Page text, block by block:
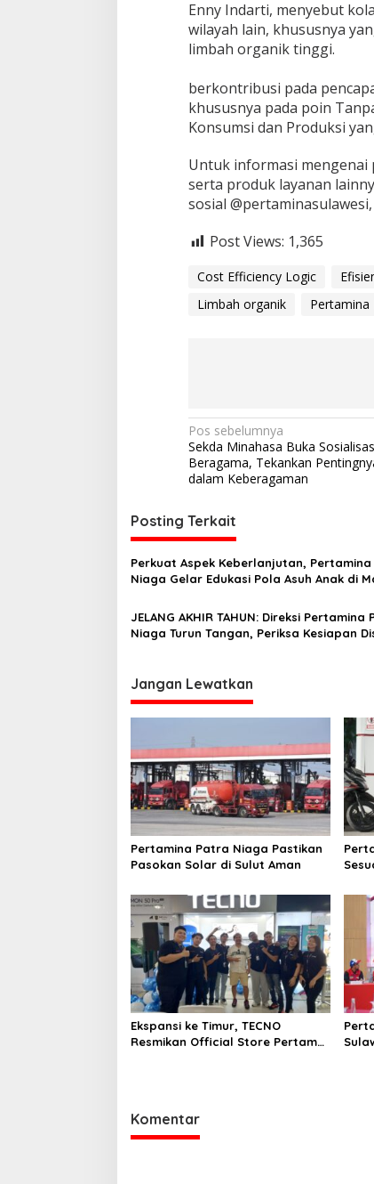
Enny Indarti, menyebut
wilayah lain, khususnya
limbah organik tinggi.
berkontribusi pada
khususnya pada poin
Konsumsi dan Produksi
Untuk informasi mengenai
serta produk layanan
sosial
Post Views: 1,365
Cost Efficiency Logic
Limbah organik
Pertamina
N
a
v
i
g
a
s
i
p
s
Pos sebelumnya
Sekda Minahasa Buka
Beragama, Tekankan
dalam Keberagaman
Posting Terkait
Perkuat Aspek Keberlanjutan,
Niaga Gelar Edukasi Pola Asuh Anak di
JELANG AKHIR TAHUN: Direksi Pertamina
Niaga Turun Tangan, Periksa Kesiapan
Jangan Lewatkan
Pertamina Patra Niaga Pastikan
Pasokan Solar di Sulut Aman
Ekspansi ke Timur, TECNO
Resmikan Official Store Pertama
Komentar